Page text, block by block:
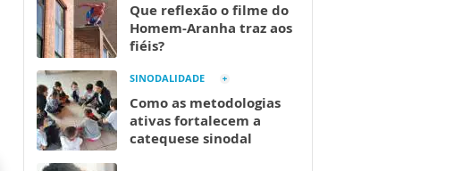
Que reflexão o filme do
Homem-Aranha traz aos
fiéis?
SINODALIDADE
Como as metodologias
ativas fortalecem a
catequese sinodal